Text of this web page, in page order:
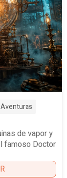
de vapor y
famoso Doctor